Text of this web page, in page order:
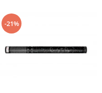
-21%